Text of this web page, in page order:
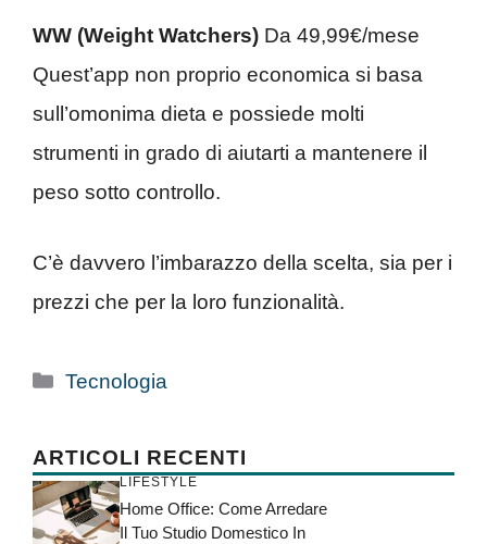
WW (Weight Watchers) Da 49,99€/mese
Quest’app non proprio economica si basa
sull’omonima dieta e possiede molti
strumenti in grado di aiutarti a mantenere il
peso sotto controllo.
C’è davvero l’imbarazzo della scelta, sia per i
prezzi che per la loro funzionalità.
Categorie
Tecnologia
ARTICOLI RECENTI
LIFESTYLE
Home Office: Come Arredare
Il Tuo Studio Domestico In